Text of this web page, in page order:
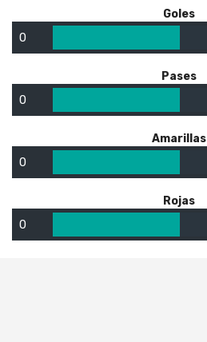
Goles
0
Pases
0
Amarillas
0
Rojas
0